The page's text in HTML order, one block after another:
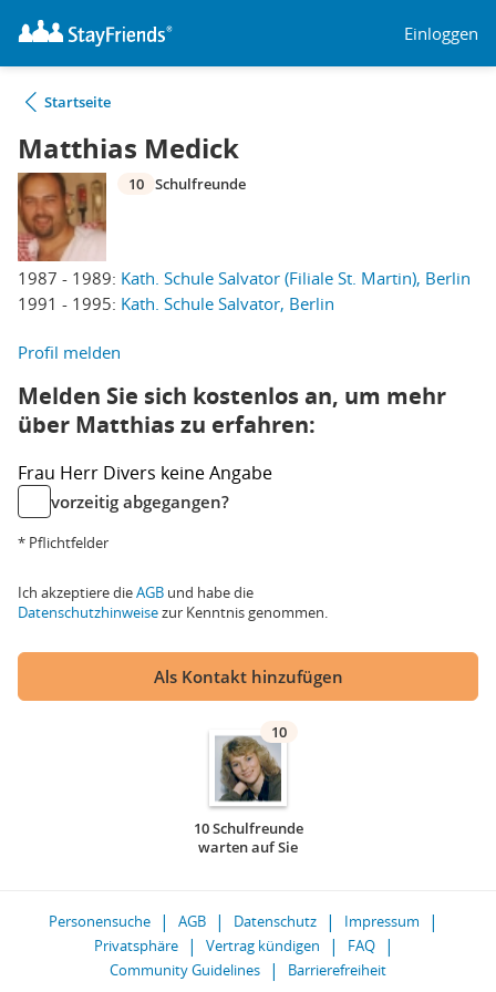
Einloggen
Startseite
Matthias Medick
1987 - 1989: Kath. Schule Salvator (Filiale St. Martin), Berlin
1991 - 1995: Kath. Schule Salvator, Berlin
10 Schulfreunde
Profil melden
Melden Sie sich kostenlos an, um mehr
über Matthias zu erfahren:
Frau Herr Divers keine Angabe
vorzeitig abgegangen?
* Pflichtfelder
Ich akzeptiere dieAGB und habe die
Datenschutzhinweisezur Kenntnis genommen.
Als Kontakt hinzufügen
10
10 Schulfreunde
warten auf Sie
Personensuche AGB Datenschutz
Impressum
Privatsphäre
Vertrag kündigen
FAQ
Community Guidelines
Barrierefreiheit